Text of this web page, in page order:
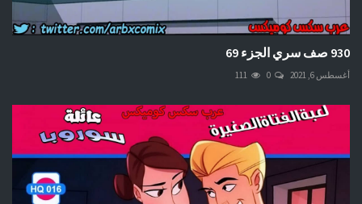
930 صف سري الجزء 69
أغسطس 6, 2021 0
111